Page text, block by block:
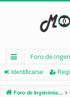
nl
ac
Foro de
Identificarse
Foro de Ingenieria Civil & Arquitectura